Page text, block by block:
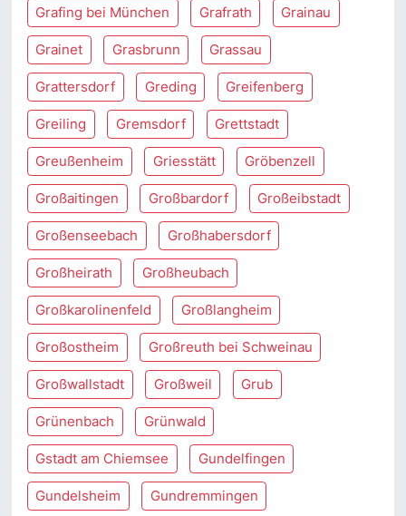
Grafing bei München Grafrath Grainau
Grainet Grasbrunn Grassau
Grattersdorf Greding Greifenberg
Greiling Gremsdorf Grettstadt
Greußenheim Griesstätt Gröbenzell
Großaitingen Großbardorf Großeibstadt
Großenseebach Großhabersdorf
Großheirath Großheubach
Großkarolinenfeld Großlangheim
Großostheim Großreuth bei Schweinau
Großwallstadt Großweil Grub
Grünenbach Grünwald
Gstadt am Chiemsee Gundelfingen
Gundelsheim Gundremmingen